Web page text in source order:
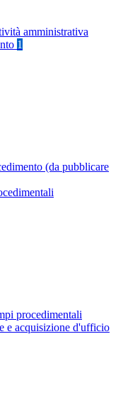
amministrativa
1
(da pubblicare
procedimentali
e acquisizione d'ufficio